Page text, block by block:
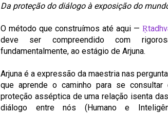
Da proteção do diálogo à exposição do
O método que construímos até aqui —
deve ser compreendido com
fundamentalmente, ao estágio de Arjuna.
Arjuna é a expressão da maestria nas
que aprende o caminho para se
proteção asséptica de uma relação isenta
diálogo entre nós (Humano e